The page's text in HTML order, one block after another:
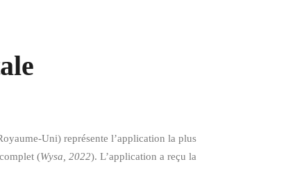
Uni) représente l’application la plus
(Wysa, 2022). L’application a reçu la